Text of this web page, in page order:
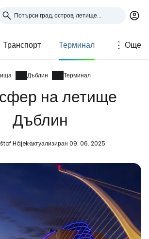
Транспорт Терминал Още
Дъблин Терминал
на летище
Дъблин
Hájekактуализиран 09. 06. 2025
в Cestee
общност на туристите
Продължете с Google
Продължете с Facebook